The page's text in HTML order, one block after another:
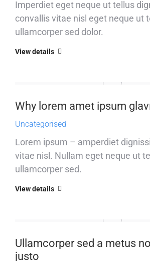
Imperdiet eget neque ut tellus
convallis vitae nisl eget neque ut
ullamcorper sed dolor.
View details
Why lorem amet ipsum
Uncategorised
Lorem ipsum – amperdiet
vitae nisl. Nullam eget neque ut
ullamcorper sed.
View details
Ullamcorper sed a metus
justo